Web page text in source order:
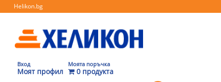
Helikon.bg
Вход
Моят профил
Моята поръчка
0 продукта